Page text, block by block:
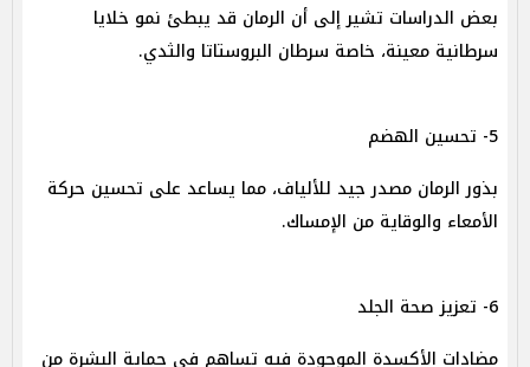
بعض الدراسات تشير إلى أن الرمان قد يبطئ نمو خلايا
سرطانية معينة، خاصة سرطان البروستاتا والثدي.
5- تحسين الهضم
بذور الرمان مصدر جيد للألياف، مما يساعد على تحسين حركة
الأمعاء والوقاية من الإمساك.
6- تعزيز صحة الجلد
مضادات الأكسدة الموجودة فيه تساهم في حماية البشرة من